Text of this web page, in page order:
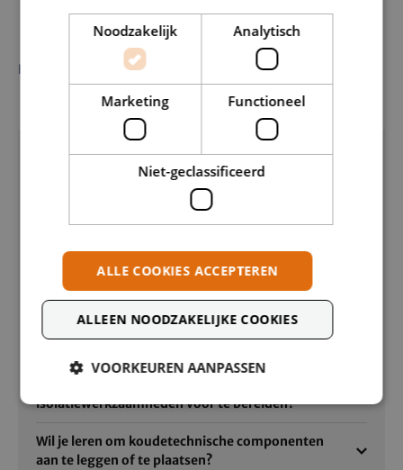
verantwoordelijkheid.
Bekijk opleiding
Korte beslisvragen
Wil je leren om besturingen aan te sluiten, af te
Wil je leren om storingen in koude en
klimaatsystemen op te zoeken en op te lossen?
Wil je leren om koude- en elektrotechnische
isolatiewerkzaamheden voor te bereiden?
Wil je leren om koudetechnische componenten
aan te leggen of te plaatsen?
Noodzakelijk Analytisch
Marketing Functioneel
Niet-geclassificeerd
ALLE COOKIES ACCEPTEREN
ALLEEN NOODZAKELIJKE COOKIES
VOORKEUREN AANPASSEN